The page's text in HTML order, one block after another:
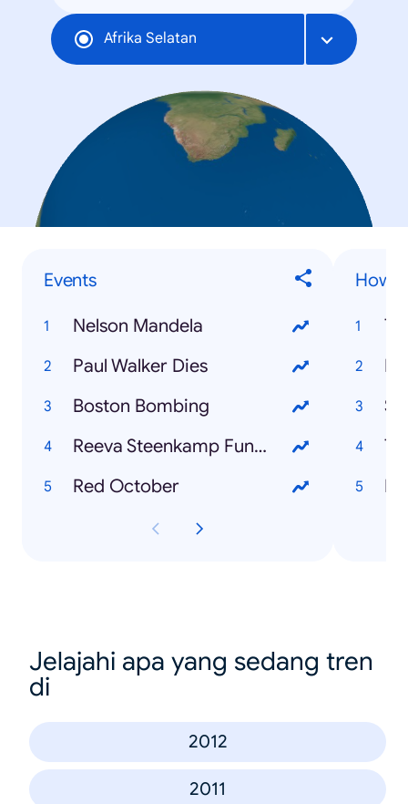
Afrika Selatan
Events
Nelson Mandela
Paul Walker Dies
Boston Bombing
Reeva Steenkamp Funeral
Red October
How
Jelajahi apa yang sedang tren
di
2012
2011